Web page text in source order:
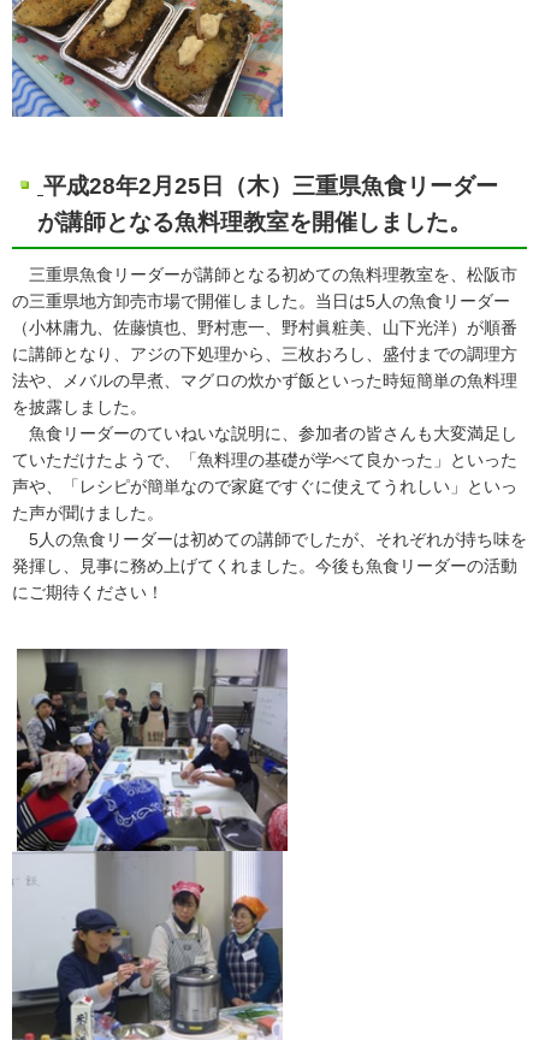
平成28年2月25日（木）三重県魚食リーダー
が講師となる魚料理教室を開催しました。
三重県魚食リーダーが講師となる初めての魚料理教室を、松阪市
の三重県地方卸売市場で開催しました。当日は5人の魚食リーダー
（小林庸九、佐藤慎也、野村恵一、野村眞粧美、山下光洋）が順番
に講師となり、アジの下処理から、三枚おろし、盛付までの調理方
法や、メバルの早煮、マグロの炊かず飯といった時短簡単の魚料理
を披露しました。
魚食リーダーのていねいな説明に、参加者の皆さんも大変満足し
ていただけたようで、「魚料理の基礎が学べて良かった」といった
声や、「レシピが簡単なので家庭ですぐに使えてうれしい」といっ
た声が聞けました。
5人の魚食リーダーは初めての講師でしたが、それぞれが持ち味を
発揮し、見事に務め上げてくれました。今後も魚食リーダーの活動
にご期待ください！